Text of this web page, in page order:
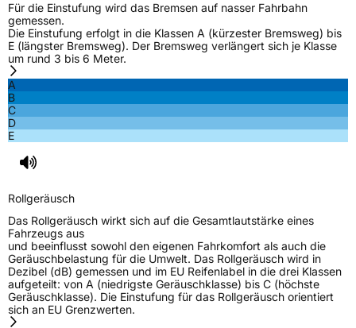
Für die Einstufung wird das Bremsen auf nasser Fahrbahn
gemessen.
Die Einstufung erfolgt in die Klassen A (kürzester Bremsweg) bis
E (längster Bremsweg). Der Bremsweg verlängert sich je Klasse
um rund 3 bis 6 Meter.
A
B
C
D
E
Rollgeräusch
Das Rollgeräusch wirkt sich auf die Gesamtlautstärke eines
Fahrzeugs aus
und beeinflusst sowohl den eigenen Fahrkomfort als auch die
Geräuschbelastung für die Umwelt. Das Rollgeräusch wird in
Dezibel (dB) gemessen und im EU Reifenlabel in die drei Klassen
aufgeteilt: von A (niedrigste Geräuschklasse) bis C (höchste
Geräuschklasse). Die Einstufung für das Rollgeräusch orientiert
sich an EU Grenzwerten.